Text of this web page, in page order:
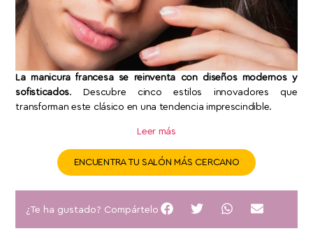
La manicura francesa se reinventa con diseños modernos y
sofisticados. Descubre cinco estilos innovadores que
transforman este clásico en una tendencia imprescindible.
Leer más
ENCUENTRA TU SALÓN MÁS CERCANO
¿Te ha gustado? Compártelo